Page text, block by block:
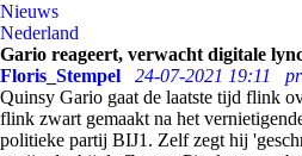
Nieuws
Nederland
Gario reageert, verwacht digitale
Floris_Stempel
24-07-2021 19:11
Quinsy Gario gaat de laatste tijd flink
flink zwart gemaakt na het
politieke partij BIJ1. Zelf zegt hij